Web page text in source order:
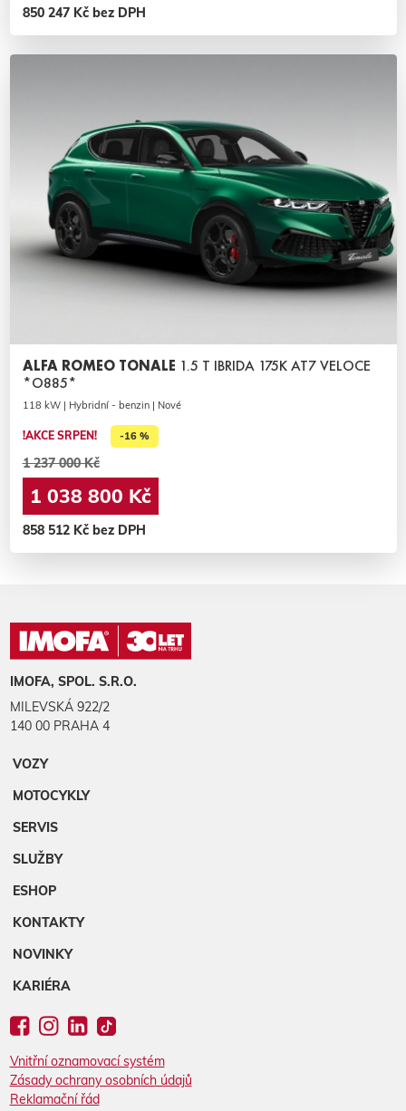
850 247 Kč bez DPH
ALFA ROMEO TONALE 1.5 T IBRIDA 175K AT7 VELOCE
*O885*
118 kW | Hybridní - benzin | Nové
!AKCE SRPEN! -16 %
1 237 000 Kč
1 038 800 Kč
858 512 Kč bez DPH
IMOFA, SPOL. S.R.O.
MILEVSKÁ 922/2
140 00 PRAHA 4
VOZY
MOTOCYKLY
SERVIS
SLUŽBY
ESHOP
KONTAKTY
NOVINKY
KARIÉRA
Vnitřní oznamovací systém
Zásady ochrany osobních údajů
Reklamační řád